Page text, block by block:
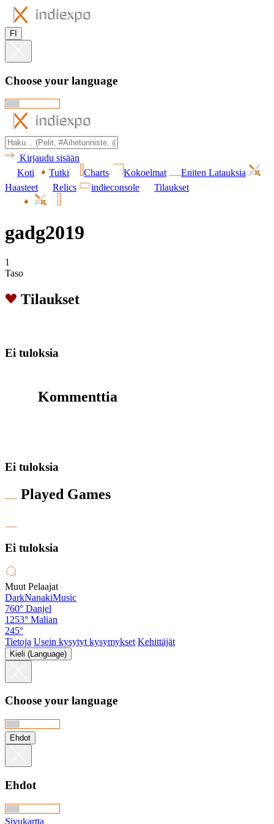
FI
Choose your language
Kirjaudu sisään
Koti
Tutki Charts Kokoelmat
Eniten Latauksia
Haasteet
Relics indieconsole Tilaukset
gadg2019
1
Taso
Tilaukset
Ei tuloksia
Kommenttia
Ei tuloksia
Played Games
Ei tuloksia
Muut Pelaajat
DarkNanakiMusic
760° Danjel
1253° Malian
245°
Tietoja Usein kysytyt kysymykset Kehittäjät
Kieli (Language)
Choose your language
Ehdot
Ehdot
Sivukartta